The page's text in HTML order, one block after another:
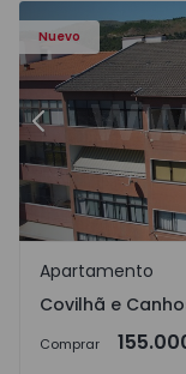
Nuevo
- 18
Apartamento T2
Anterior
Covilhã e
Apartamento
Covilhã e
Comprar